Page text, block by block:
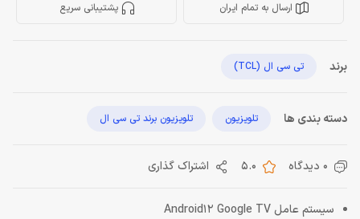
ارسال به تمام ایران پشتیبانی سریع
برند تی سی ال (TCL)
دسته بندی ها تلویزیون تلویزیون برند تی سی ال
0 دیدگاه 5.0 اشتراک گذاری
سیستم عامل Android12 Google TV